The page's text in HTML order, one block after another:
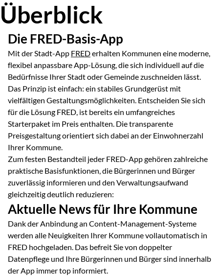
Überblick
Die FRED-Basis-App
Mit der Stadt-App FREDerhalten Kommunen eine moderne,
flexibel anpassbare App-Lösung, die sich individuell auf die
Bedürfnisse Ihrer Stadt oder Gemeinde zuschneiden lässt.
Das Prinzip ist einfach: ein stabiles Grundgerüst mit
vielfältigen Gestaltungsmöglichkeiten. Entscheiden Sie sich
für die Lösung FRED, ist bereits ein umfangreiches
Starterpaket im Preis enthalten. Die transparente
Preisgestaltung orientiert sich dabei an der Einwohnerzahl
Ihrer Kommune.
Zum festen Bestandteil jeder FRED-App gehören zahlreiche
praktische Basisfunktionen, die Bürgerinnen und Bürger
zuverlässig informieren und den Verwaltungsaufwand
gleichzeitig deutlich reduzieren:
Aktuelle News für Ihre Kommune
Dank der Anbindung an Content-Management-Systeme
werden alle Neuigkeiten Ihrer Kommune vollautomatisch in
FRED hochgeladen. Das befreit Sie von doppelter
Datenpflege und Ihre Bürgerinnen und Bürger sind innerhalb
der App immer top informiert.